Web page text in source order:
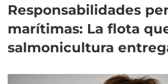
Responsabilidades
marítimas: La flota
salmonicultura